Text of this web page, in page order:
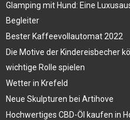
Glamping mit Hund: Eine
Begleiter
Bester Kaffeevollautomat 2022
Die Motive der Kindereisbecher
wichtige Rolle spielen
Wetter in Krefeld
Neue Skulpturen bei Artihove
Hochwertiges CBD-Öl kaufen in